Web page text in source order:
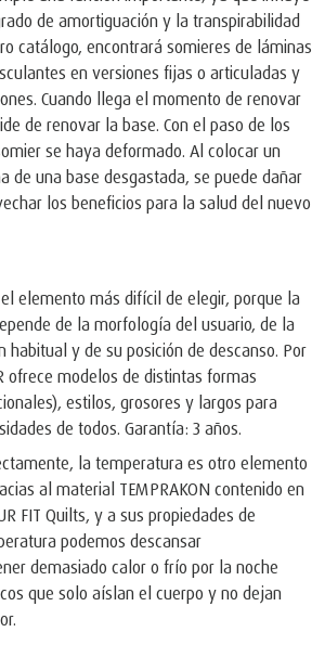
de amortiguación y la transpirabilidad
catálogo, encontrará somieres de láminas
en versiones fijas o articuladas y
Cuando llega el momento de renovar
de renovar la base. Con el paso de los
se haya deformado. Al colocar un
de una base desgastada, se puede dañar
los beneficios para la salud del nuevo
elemento más difícil de elegir, porque la
de la morfología del usuario, de la
habitual y de su posición de descanso. Por
ofrece modelos de distintas formas
estilos, grosores y largos para
de todos. Garantía: 3 años.
la temperatura es otro elemento
al material TEMPRAKON contenido en
FIT Quilts, y a sus propiedades de
podemos descansar
demasiado calor o frío por la noche
que solo aíslan el cuerpo y no dejan